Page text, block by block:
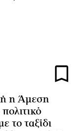
η Άμεση
το ταξίδι